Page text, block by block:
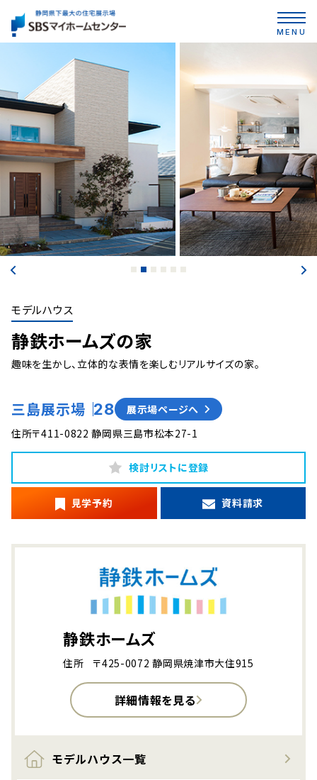
MENU
モデルハウス
静鉄ホームズの家
趣味を生かし、立体的な表情を楽しむリアルサイズの家。
三島展示場 28
展示場ページへ
住所〒411-0822 静岡県三島市松本27-1
検討リストに登録
見学予約 資料請求
静鉄ホームズ
住所 〒425-0072 静岡県焼津市大住915
詳細情報を見る
モデルハウス一覧